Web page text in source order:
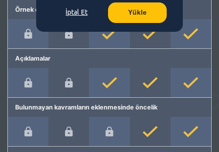
Örnek cümleler
Açıklamalar
Bulunmayan kavramların eklenmesinde öncelik
İptal Et Yükle